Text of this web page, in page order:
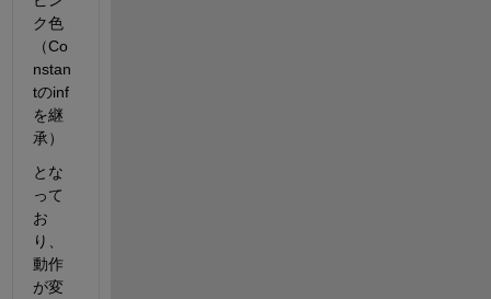
ク色
（Co
nstan
tのinf
を継
承）
とな
って
お
り、
動作
が変